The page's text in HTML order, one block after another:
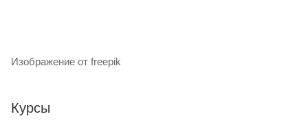
Изображение от freepik
Курсы